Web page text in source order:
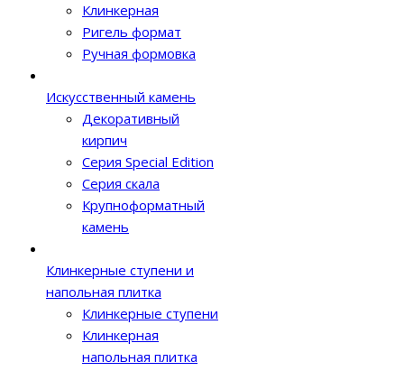
Клинкерная
Ригель формат
Ручная формовка
Искусственный камень
Декоративный
кирпич
Серия Special Edition
Серия скала
Крупноформатный
камень
Клинкерные ступени и
напольная плитка
Клинкерные ступени
Клинкерная
напольная плитка